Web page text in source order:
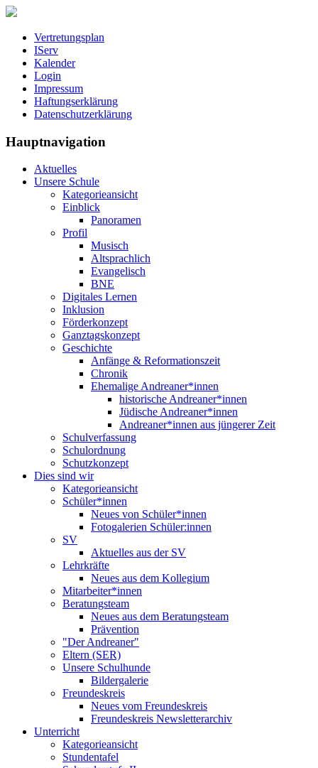
Vertretungsplan
IServ
Kalender
Login
Impressum
Haftungserklärung
Datenschutzerklärung
Hauptnavigation
Aktuelles
Unsere Schule
Kategorieansicht
Einblick
Panoramen
Profil
Musisch
Altsprachlich
Evangelisch
BNE
Digitales Lernen
Inklusion
Förderkonzept
Ganztagskonzept
Geschichte
Anfänge & Reformationszeit
Chronik
Ehemalige Andreaner*innen
historische Andreaner*innen
Jüdische Andreaner*innen
Andreaner*innen aus jüngerer Zeit
Schulverfassung
Schulordnung
Schutzkonzept
Dies sind wir
Kategorieansicht
Schüler*innen
Neues von Schüler*innen
Fotogalerien Schüler:innen
SV
Aktuelles aus der SV
Lehrkräfte
Neues aus dem Kollegium
Mitarbeiter*innen
Beratungsteam
Neues aus dem Beratungsteam
Prävention
"Der Andreaner"
Eltern (SER)
Unsere Schulhunde
Bildergalerie
Freundeskreis
Neues vom Freundeskreis
Freundeskreis Newsletterarchiv
Unterricht
Kategorieansicht
Stundentafel